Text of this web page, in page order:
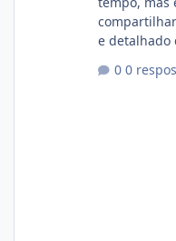
e detalhado
atualmente
0